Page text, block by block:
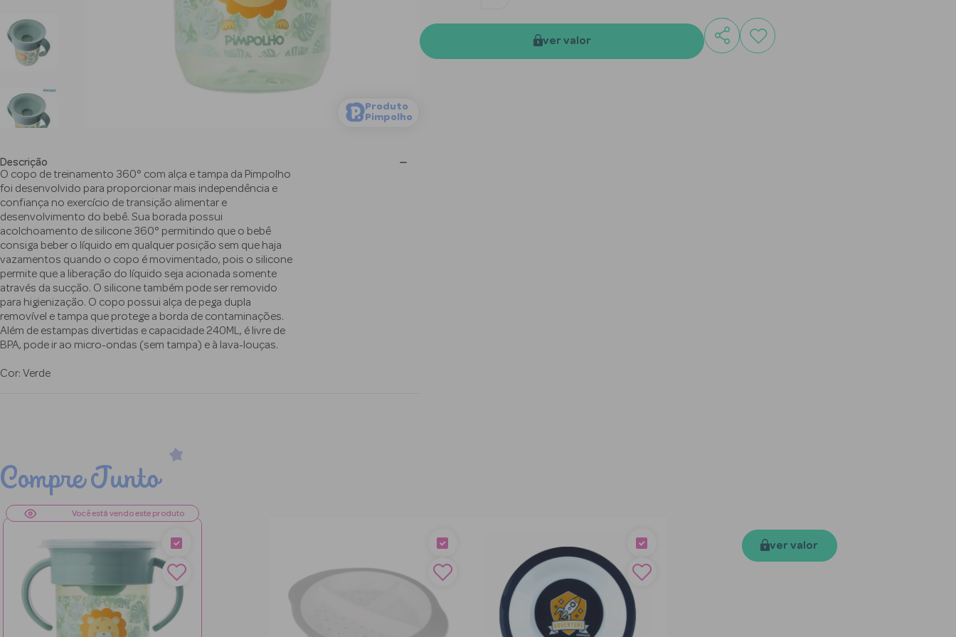
Produto
Pimpolho
Descrição
O copo de treinamento 360° com alça e tampa da Pimpolho
foi desenvolvido para proporcionar mais independência e
confiança no exercício de transição alimentar e
desenvolvimento do bebê. Sua borada possui
acolchoamento de silicone 360° permitindo que o bebê
consiga beber o líquido em qualquer posição sem que haja
vazamentos quando o copo é movimentado, pois o silicone
permite que a liberação do líquido seja acionada somente
através da sucção. O silicone também pode ser removido
para higienização. O copo possui alça de pega dupla
removível e tampa que protege a borda de contaminações.
Além de estampas divertidas e capacidade 240ML, é livre de
BPA, pode ir ao micro-ondas (sem tampa) e à lava-louças.
Cor: Verde
ver valor
Compre Junto
ver valor